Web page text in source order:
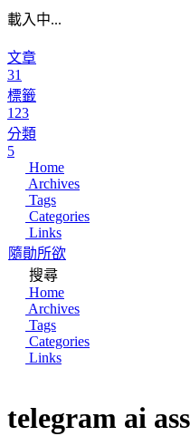
載入中...
文章
31
標籤
123
分類
5
Home
Archives
Tags
Categories
Links
隨勛所欲
搜尋
Home
Archives
Tags
Categories
Links
telegram ai